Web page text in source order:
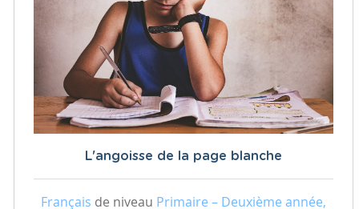
L'angoisse de la page blanche
Français de niveau Primaire – Deuxième année,